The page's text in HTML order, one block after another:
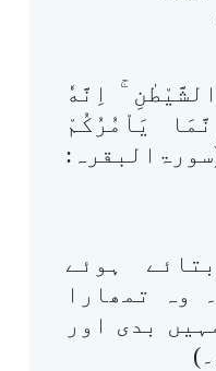
اِنَّهٗ
يَاْمُرُكُمْ
ہوئے
وہ تمھارا
بدی اور